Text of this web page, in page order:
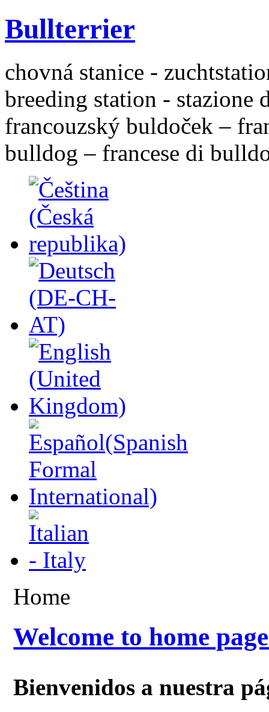
Bullterrier
chovná stanice -
breeding station - stazione
francouzský buldoček –
bulldog – francese di
Home
Welcome to home
Bienvenidos a nuestra